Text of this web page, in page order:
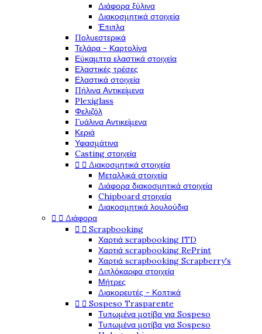
Διάφορα ξύλινα
Διακοσμητικά στοιχεία
Έπιπλα
Πολυεστερικά
Τελάρα - Καρτολίνα
Εύκαμπτα ελαστικά στοιχεία
Ελαστικές τρέσες
Ελαστικά στοιχεία
Πήλινα Αντικείμενα
Plexiglass
Φελιζόλ
Γυάλινα Αντικείμενα
Κεριά
Υφασμάτινα
Casting στοιχεία
  Διακοσμητικά στοιχεία
Μεταλλικά στοιχεία
Διάφορα διακοσμητικά στοιχεία
Chipboard στοιχεία
Διακοσμητικά λουλούδια
  Διάφορα
  Scrapbooking
Χαρτιά scrapbooking ITD
Χαρτιά scrapbooking RePrint
Χαρτιά scrapbooking Scrapberry's
Διπλόκαρφα στοιχεία
Μήτρες
Διακορευτές - Κοπτικά
  Sospeso Trasparente
Τυπωμένα μοτίβα για Sospeso
Τυπωμένα μοτίβα για Sospeso